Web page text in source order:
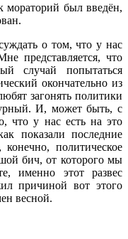
мораторий был введён,
о том, что у нас
представляется, что
случай попытаться
окончательно из
загонять политики
И, может быть, с
что у нас есть на это
показали последние
политическое
бич, от которого мы
именно этот развес
причиной вот этого
весной.